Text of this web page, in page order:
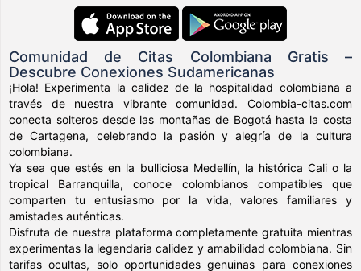
Comunidad de Citas Colombiana Gratis –
Descubre Conexiones Sudamericanas
¡Hola! Experimenta la calidez de la hospitalidad colombiana a
través de nuestra vibrante comunidad. Colombia-citas.com
conecta solteros desde las montañas de Bogotá hasta la costa
de Cartagena, celebrando la pasión y alegría de la cultura
colombiana.
Ya sea que estés en la bulliciosa Medellín, la histórica Cali o la
tropical Barranquilla, conoce colombianos compatibles que
comparten tu entusiasmo por la vida, valores familiares y
amistades auténticas.
Disfruta de nuestra plataforma completamente gratuita mientras
experimentas la legendaria calidez y amabilidad colombiana. Sin
tarifas ocultas, solo oportunidades genuinas para conexiones